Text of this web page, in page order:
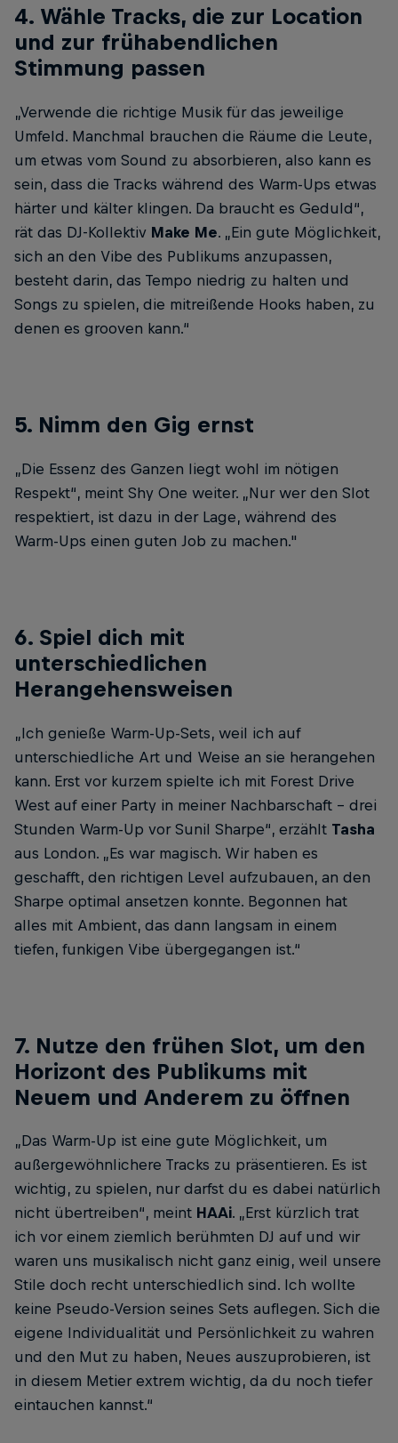
4. Wähle Tracks, die zur Location
und zur frühabendlichen
Stimmung passen
„Verwende die richtige Musik für das jeweilige
Umfeld. Manchmal brauchen die Räume die Leute,
um etwas vom Sound zu absorbieren, also kann es
sein, dass die Tracks während des Warm-Ups etwas
härter und kälter klingen. Da braucht es Geduld“,
rät das DJ-Kollektiv Make Me. „Ein gute Möglichkeit,
sich an den Vibe des Publikums anzupassen,
besteht darin, das Tempo niedrig zu halten und
Songs zu spielen, die mitreißende Hooks haben, zu
denen es grooven kann.“
5. Nimm den Gig ernst
„Die Essenz des Ganzen liegt wohl im nötigen
Respekt“, meint Shy One weiter. „Nur wer den Slot
respektiert, ist dazu in der Lage, während des
Warm-Ups einen guten Job zu machen."
6. Spiel dich mit
unterschiedlichen
Herangehensweisen
„Ich genieße Warm-Up-Sets, weil ich auf
unterschiedliche Art und Weise an sie herangehen
kann. Erst vor kurzem spielte ich mit Forest Drive
West auf einer Party in meiner Nachbarschaft – drei
Stunden Warm-Up vor Sunil Sharpe“, erzählt Tasha
aus London. „Es war magisch. Wir haben es
geschafft, den richtigen Level aufzubauen, an den
Sharpe optimal ansetzen konnte. Begonnen hat
alles mit Ambient, das dann langsam in einem
tiefen, funkigen Vibe übergegangen ist.“
7. Nutze den frühen Slot, um den
Horizont des Publikums mit
Neuem und Anderem zu öffnen
„Das Warm-Up ist eine gute Möglichkeit, um
außergewöhnlichere Tracks zu präsentieren. Es ist
wichtig, zu spielen, nur darfst du es dabei natürlich
nicht übertreiben“, meint HAAi. „Erst kürzlich trat
ich vor einem ziemlich berühmten DJ auf und wir
waren uns musikalisch nicht ganz einig, weil unsere
Stile doch recht unterschiedlich sind. Ich wollte
keine Pseudo-Version seines Sets auflegen. Sich die
eigene Individualität und Persönlichkeit zu wahren
und den Mut zu haben, Neues auszuprobieren, ist
in diesem Metier extrem wichtig, da du noch tiefer
eintauchen kannst.“